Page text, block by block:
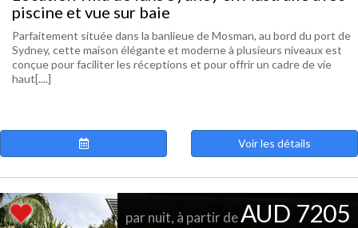
piscine et vue sur baie
Parfaitement située dans la banlieue de Mosman, au bord du port de
Sydney, cette maison élégante et moderne à plusieurs niveaux est
conçue pour faciliter les réceptions et pour offrir un cadre de vie
haut[....]
Voir les détails
par nuit, à partir deAUD 7205